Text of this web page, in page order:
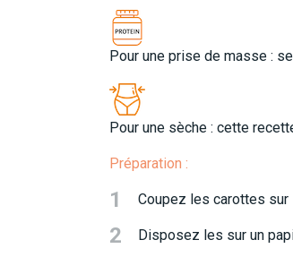
Pour une prise de masse :
Pour une sèche : cette
Préparation :
1 Coupez les carottes sur
2 Disposez les sur un